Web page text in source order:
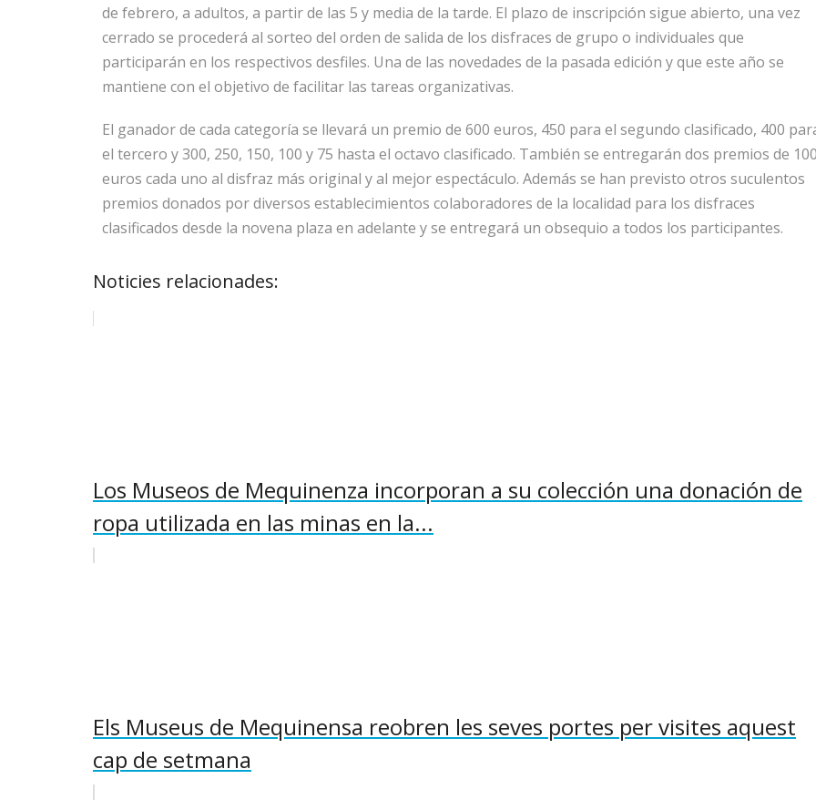
de febrero, a adultos, a partir de las 5 y media de la tarde. El plazo de inscripción sigue abierto, una vez
cerrado se procederá al sorteo del orden de salida de los disfraces de grupo o individuales que
participarán en los respectivos desfiles. Una de las novedades de la pasada edición y que este año se
mantiene con el objetivo de facilitar las tareas organizativas.
El ganador de cada categoría se llevará un premio de 600 euros, 450 para el segundo clasificado, 400
el tercero y 300, 250, 150, 100 y 75 hasta el octavo clasificado. También se entregarán dos premios de
euros cada uno al disfraz más original y al mejor espectáculo. Además se han previsto otros suculentos
premios donados por diversos establecimientos colaboradores de la localidad para los disfraces
clasificados desde la novena plaza en adelante y se entregará un obsequio a todos los participantes.
Noticies relacionades:
Los Museos de Mequinenza incorporan a su colección una donación de
ropa utilizada en las minas en la...
Els Museus de Mequinensa reobren les seves portes per visites aquest
cap de setmana